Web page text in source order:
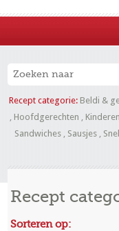
Recept categorie: Beldi &
, Hoofdgerechten , Kinderen
Sandwiches , Sausjes , Snel
Recept
Sorteren op: